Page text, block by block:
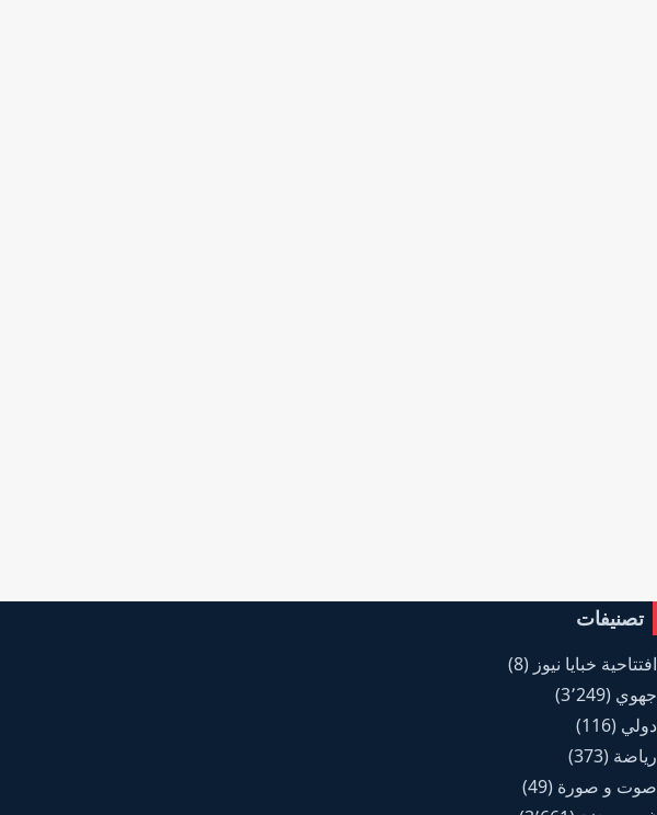
تصنيفات
افتتاحية خبايا نيوز (8)
جهوي (3٬249)
دولي (116)
رياضة (373)
صوت و صورة (49)